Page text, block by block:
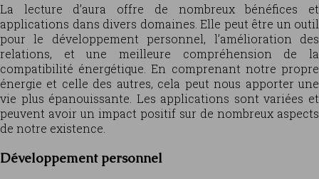
La lecture d’aura offre de nombreux bénéfices et
applications dans divers domaines. Elle peut être un outil
pour le développement personnel, l’amélioration des
relations, et une meilleure compréhension de la
compatibilité énergétique. En comprenant notre propre
énergie et celle des autres, cela peut nous apporter une
vie plus épanouissante. Les applications sont variées et
peuvent avoir un impact positif sur de nombreux aspects
de notre existence.
Développement personnel